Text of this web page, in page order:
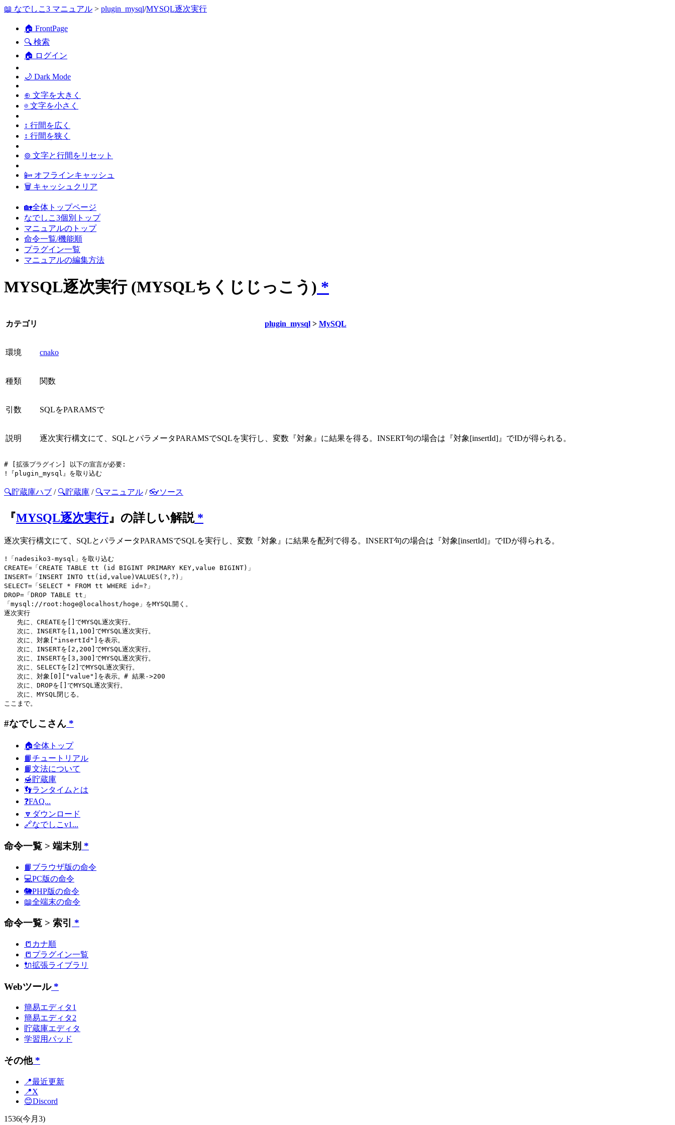
📖 なでしこ3 マニュアル > plugin_mysql/MYSQL逐次実行
🏠 FrontPage
🔍 検索
🏠 ログイン
🌙 Dark Mode
⊕ 文字を大きく
⊖ 文字を小さく
↕ 行間を広く
↕ 行間を狭く
⊚ 文字と行間をリセット
📴 オフラインキャッシュ
🗑 キャッシュクリア
🏡全体トップページ
なでしこ3個別トップ
マニュアルのトップ
命令一覧/機能順
プラグイン一覧
マニュアルの編集方法
MYSQL逐次実行 (MYSQLちくじじっこう) *
カテゴリ plugin_mysql> MySQL
環境 cnako
種類 関数
引数 SQLをPARAMSで
説明 逐次実行構文にて、SQLとパラメータPARAMSでSQLを実行し、変数『対象』に結果を得る。INSERT句の場合は『対象[insertId]』でIDが得られる。
# [拡張プラグイン] 以下の宣言が必要:
🔍貯蔵庫ハブ / 🔍貯蔵庫 / 🔍マニュアル /👓ソース
『MYSQL逐次実行』の詳しい解説*
逐次実行構文にて、SQLとパラメータPARAMSでSQLを実行し、変数『対象』に結果を配列で得る。INSERT句の場合は『対象[insertId]』でIDが得られる。
!「nadesiko3-mysql」を取り込む
CREATE=「CREATE TABLE tt (id BIGINT PRIMARY KEY,value BIGINT)」
INSERT=「INSERT INTO tt(id,value)VALUES(?,?)」
SELECT=「SELECT * FROM tt WHERE id=?」
DROP=「DROP TABLE tt」
「mysql://root:hoge@localhost/hoge」をMYSQL開く。
逐次実行
先に、CREATEを[]でMYSQL逐次実行。
次に、INSERTを[1,100]でMYSQL逐次実行。
次に、対象["insertId"]を表示。
次に、INSERTを[2,200]でMYSQL逐次実行。
次に、INSERTを[3,300]でMYSQL逐次実行。
次に、SELECTを[2]でMYSQL逐次実行。
次に、対象[0]["value"]を表示。# 結果->200
次に、DROPを[]でMYSQL逐次実行。
次に、MYSQL閉じる。
#なでしこさん *
🏠全体トップ
📙チュートリアル
📙文法について
🍯貯蔵庫
👣ランタイムとは
❓FAQ...
🔽ダウンロード
🔗なでしこv1...
命令一覧 > 端末別 *
📙ブラウザ版の命令
💻PC版の命令
🐘PHP版の命令
📖全端末の命令
命令一覧 > 索引 *
📒カナ順
📒プラグイン一覧
🔌拡張ライブラリ
Webツール*
簡易エディタ1
簡易エディタ2
貯蔵庫エディタ
学習用パッド
その他*
📍最近更新
📍X
😊Discord
1536(今月3)